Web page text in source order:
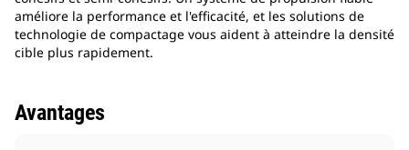
améliore la performance et l'efficacité, et les solutions de
technologie de compactage vous aident à atteindre la densité
cible plus rapidement.
Avantages